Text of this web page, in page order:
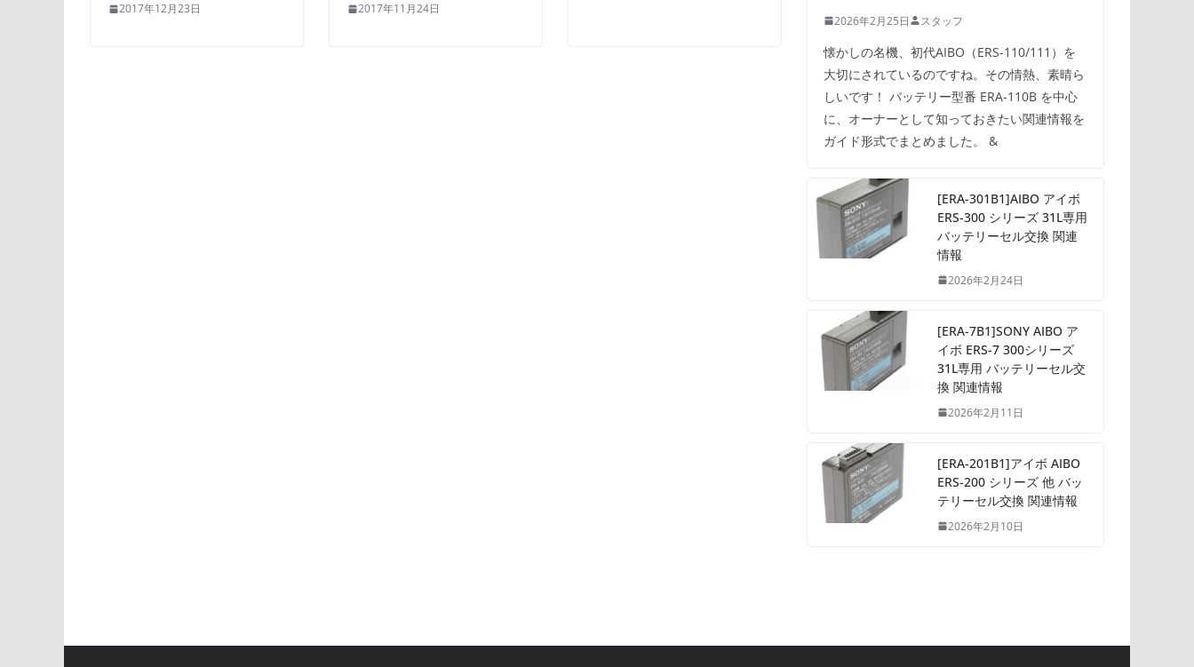
2017年12月23日 2017年11月24日
2026年2月25日 スタッフ
懐かしの名機、初代AIBO（ERS-110/111）を
大切にされているのですね。その情熱、素晴ら
しいです！ バッテリー型番 ERA-110B を中心
に、オーナーとして知っておきたい関連情報を
ガイド形式でまとめました。 &
[ERA-301B1]AIBO アイボ
ERS-300 シリーズ 31L専用
バッテリーセル交換 関連
情報
2026年2月24日
[ERA-7B1]SONY AIBO ア
イボ ERS-7 300シリーズ
31L専用 バッテリーセル交
換 関連情報
2026年2月11日
[ERA-201B1]アイボ AIBO
ERS-200 シリーズ 他 バッ
テリーセル交換 関連情報
2026年2月10日